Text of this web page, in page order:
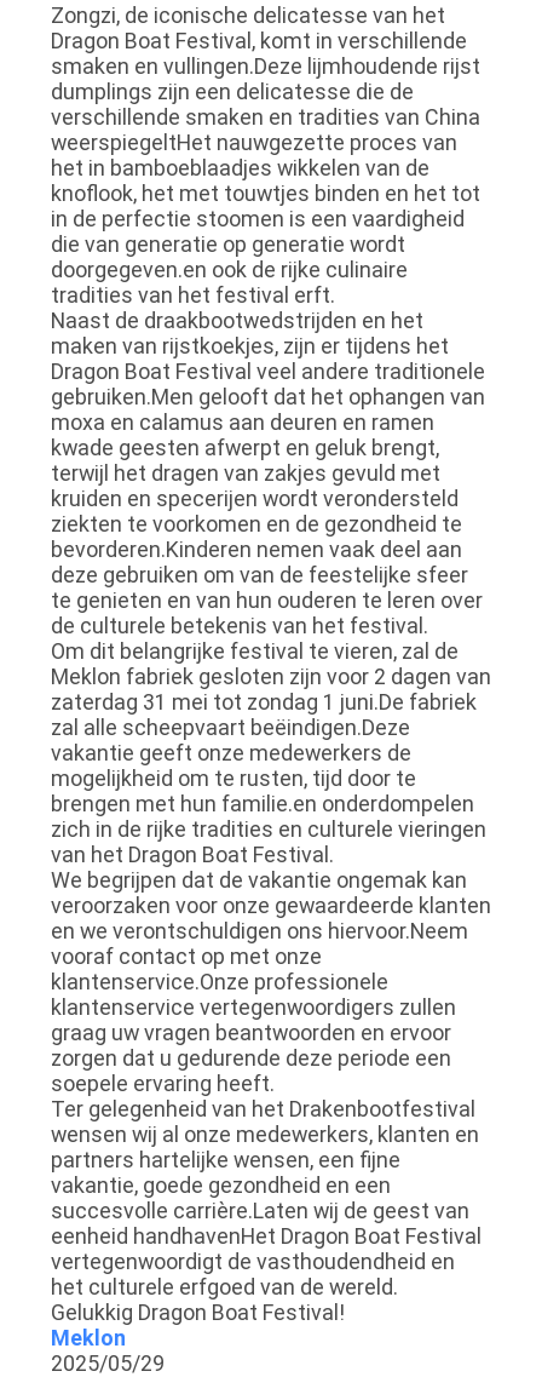
Zongzi, de iconische delicatesse van het
Dragon Boat Festival, komt in verschillende
smaken en vullingen.Deze lijmhoudende rijst
dumplings zijn een delicatesse die de
verschillende smaken en tradities van China
weerspiegeltHet nauwgezette proces van
het in bamboeblaadjes wikkelen van de
knoflook, het met touwtjes binden en het tot
in de perfectie stoomen is een vaardigheid
die van generatie op generatie wordt
doorgegeven.en ook de rijke culinaire
tradities van het festival erft.
Naast de draakbootwedstrijden en het
maken van rijstkoekjes, zijn er tijdens het
Dragon Boat Festival veel andere traditionele
gebruiken.Men gelooft dat het ophangen van
moxa en calamus aan deuren en ramen
kwade geesten afwerpt en geluk brengt,
terwijl het dragen van zakjes gevuld met
kruiden en specerijen wordt verondersteld
ziekten te voorkomen en de gezondheid te
bevorderen.Kinderen nemen vaak deel aan
deze gebruiken om van de feestelijke sfeer
te genieten en van hun ouderen te leren over
de culturele betekenis van het festival.
Om dit belangrijke festival te vieren, zal de
Meklon fabriek gesloten zijn voor 2 dagen van
zaterdag 31 mei tot zondag 1 juni.De fabriek
zal alle scheepvaart beëindigen.Deze
vakantie geeft onze medewerkers de
mogelijkheid om te rusten, tijd door te
brengen met hun familie.en onderdompelen
zich in de rijke tradities en culturele vieringen
van het Dragon Boat Festival.
We begrijpen dat de vakantie ongemak kan
veroorzaken voor onze gewaardeerde klanten
en we verontschuldigen ons hiervoor.Neem
vooraf contact op met onze
klantenservice.Onze professionele
klantenservice vertegenwoordigers zullen
graag uw vragen beantwoorden en ervoor
zorgen dat u gedurende deze periode een
soepele ervaring heeft.
Ter gelegenheid van het Drakenbootfestival
wensen wij al onze medewerkers, klanten en
partners hartelijke wensen, een fijne
vakantie, goede gezondheid en een
succesvolle carrière.Laten wij de geest van
eenheid handhavenHet Dragon Boat Festival
vertegenwoordigt de vasthoudendheid en
het culturele erfgoed van de wereld.
Gelukkig Dragon Boat Festival!
Meklon
2025/05/29